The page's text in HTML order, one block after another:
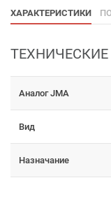
ХАРАКТЕРИСТИКИ
Аналог JMA
Вид
Назначание